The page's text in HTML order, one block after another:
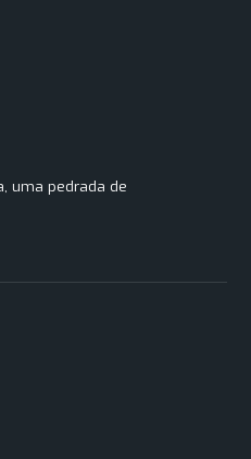
uma pedrada de